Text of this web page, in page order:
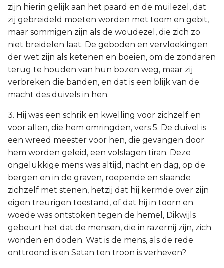
zijn hierin gelijk aan het paard en de muilezel, dat
zij gebreideld moeten worden met toom en gebit,
maar sommigen zijn als de woudezel, die zich zo
niet breidelen laat. De geboden en vervloekingen
der wet zijn als ketenen en boeien, om de zondaren
terug te houden van hun bozen weg, maar zij
verbreken die banden, en dat is een blijk van de
macht des duivels in hen.
3. Hij was een schrik en kwelling voor zichzelf en
voor allen, die hem omringden, vers 5. De duivel is
een wreed meester voor hen, die gevangen door
hem worden geleid, een volslagen tiran. Deze
ongelukkige mens was altijd, nacht en dag, op de
bergen en in de graven, roepende en slaande
zichzelf met stenen, hetzij dat hij kermde over zijn
eigen treurigen toestand, of dat hij in toorn en
woede was ontstoken tegen de hemel, Dikwijls
gebeurt het dat de mensen, die in razernij zijn, zich
wonden en doden. Wat is de mens, als de rede
onttroond is en Satan ten troon is verheven?